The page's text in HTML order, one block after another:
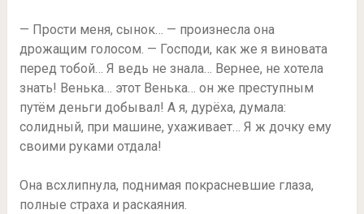
— Прости меня, сынок… — произнесла она
дрожащим голосом. — Господи, как же я виновата
перед тобой… Я ведь не знала… Вернее, не хотела
знать! Венька… этот Венька… он же преступным
путём деньги добывал! А я, дурёха, думала:
солидный, при машине, ухаживает… Я ж дочку ему
своими руками отдала!
Она всхлипнула, поднимая покрасневшие глаза,
полные страха и раскаяния.